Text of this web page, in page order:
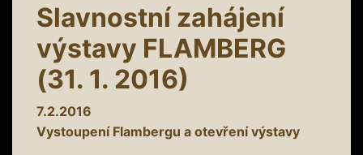
Slavnostní zahájení
výstavy FLAMBERG
(31. 1. 2016)
7.2.2016
Vystoupení Flambergu a otevření výstavy